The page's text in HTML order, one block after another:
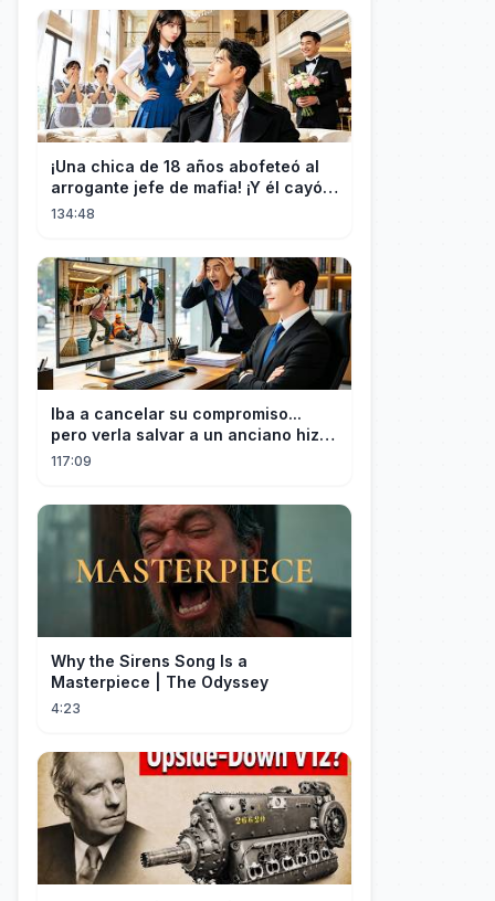
¡Una chica de 18 años abofeteó al
arrogante jefe de mafia! ¡Y él cayó
rendido, obsesionado con ella!
134:48
Iba a cancelar su compromiso...
pero verla salvar a un anciano hizo
que el CEO se enamorara
117:09
Why the Sirens Song Is a
Masterpiece | The Odyssey
4:23